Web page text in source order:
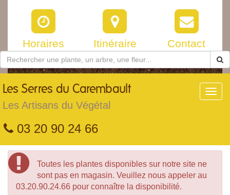
Horaires Itinéraire Contact
Les Serres du Carembault
Les Artisans du Végétal
03 20 90 24 66
Toutes les plantes disponibles sur notre site ne
sont pas en magasin. Veuillez nous appeler au
03.20.90.24.66 pour connaître la disponibilité.